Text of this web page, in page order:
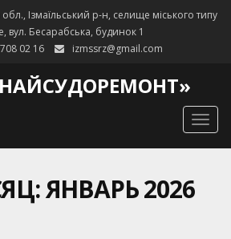
Ізмаїльський р-н, селище міського типу
вул. Бесарабська, будинок 1
02 16
izmssrz@gmail.com
ЯНВАРЬ 2026